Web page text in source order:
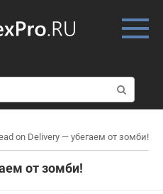
о
и
к
on Delivery — убегаем от зомби!
от зомби!